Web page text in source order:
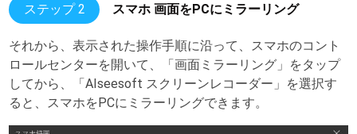
ステップ 2 スマホ 画面をPCにミラーリング
それから、表示された操作手順に沿って、スマホのコント
ロールセンターを開いて、「画面ミラーリング」をタップ
してから、「AIseesoft スクリーンレコーダー」を選択す
ると、スマホをPCにミラーリングできます。